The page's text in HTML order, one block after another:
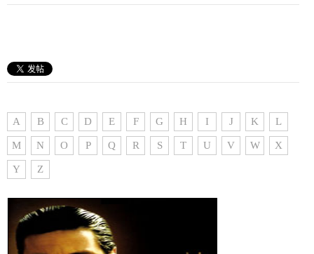
A B C D E F G H I J K L
M N O P Q R S T U V W X
Y Z